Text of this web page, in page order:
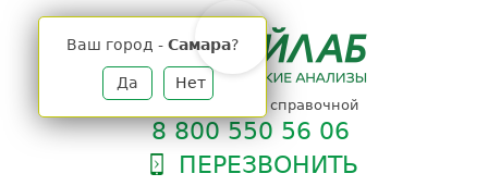
Ваш город - Самара?
Да Нет
телефон единой справочной
8 800 550 56 06
ПЕРЕЗВОНИТЬ